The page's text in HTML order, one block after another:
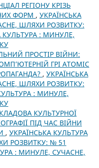
РЕГІОНУ КРІЗЬ
ФОРМ , УКРАЇНСЬКА
ШЛЯХИ РОЗВИТКУ:
КУЛЬТУРА : МИНУЛЕ,
ПРОСТІР ВІЙНИ:
ГРІ ATOMIC
, УКРАЇНСЬКА
ШЛЯХИ РОЗВИТКУ:
: МИНУЛЕ,
КУЛЬТУРНОЇ
ПІД ЧАС ВІЙНИ
, УКРАЇНСЬКА КУЛЬТУРА
РОЗВИТКУ: № 51
: МИНУЛЕ, СУЧАСНЕ,